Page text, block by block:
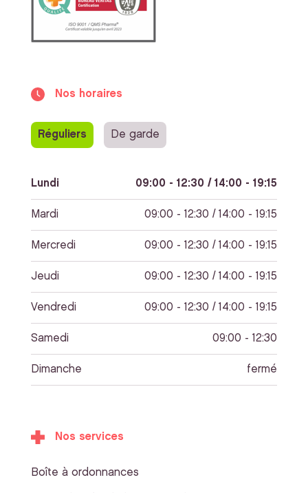
Nos horaires
Réguliers De garde
Lundi 09:00 - 12:30 / 14:00 - 19:15
Mardi 09:00 - 12:30 / 14:00 - 19:15
Mercredi 09:00 - 12:30 / 14:00 - 19:15
Jeudi 09:00 - 12:30 / 14:00 - 19:15
Vendredi 09:00 - 12:30 / 14:00 - 19:15
Samedi 09:00 - 12:30
Dimanche fermé
Nos services
Boîte à ordonnances